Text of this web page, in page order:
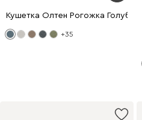
Кушетка Олтен Рогожка Голубой
+35